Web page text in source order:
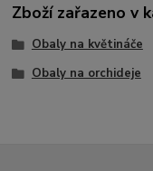
Zboží zařazeno v
Obaly na květináče
Obaly na orchideje